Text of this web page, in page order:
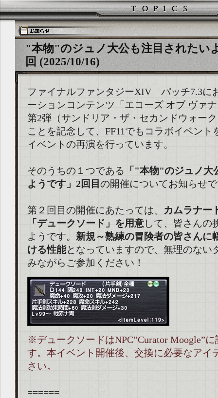
"本物"のジュノ大公も注目されたい
回 (2025/10/16)
ファイナルファンタジーXIV パッチ7.3に
ーションコンテンツ「エコーズ オブ ヴァ
第2弾（サンドリア・ザ・セカンドウォー
ことを記念して、FF11でもコラボイベント
イベントの再演を行っています。
そのうちの１つである 「"本物"のジュノ大
ようです」2回目 の開催についてお知らせ
第２回目の開催にあたっては、 カムラナー
「デュークソード」を用意して、皆さんの
ようです。 新規～熟練の冒険者の皆さんに
ける性能となっていますので、無理のない
みながらご参加ください！
※デュークソードはNPC”Curator Moogle”
す。本イベント開催後、交換に必要なアイ
さい。
======